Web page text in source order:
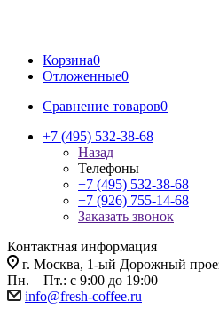
Корзина0
Отложенные0
Сравнение товаров0
+7 (495) 532-38-68
Назад
Телефоны
+7 (495) 532-38-68
+7 (926) 755-14-68
Заказать звонок
Контактная информация
г. Москва, 1-ый Дорожный
Пн. – Пт.: с 9:00 до 19:00
info@fresh-coffee.ru